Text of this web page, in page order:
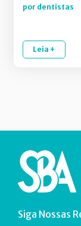
por dentistas
Leia +
Siga Nossas